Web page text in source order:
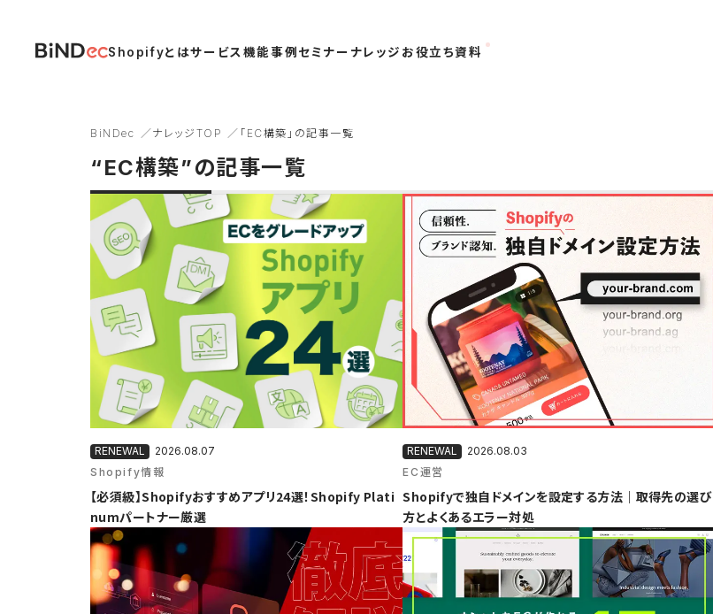
Shopifyとはサービス機能事例 セミナー ナレッジ お役立ち資料
Shopify Plus Shopifyアプリ
BiNDec ナレッジTOP 「EC構築」の記事一覧
“EC構築”の記事一覧
2026.08.07
Shopify情報
【必須級】Shopifyおすすめアプリ24選！Shopify Plati
numパートナー厳選
2026.08.03
EC運営
Shopifyで独自ドメインを設定する方法｜取得先の選び
方とよくあるエラー対処